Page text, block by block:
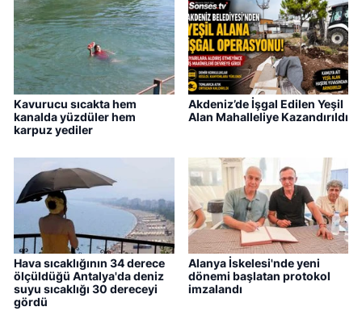
Kavurucu sıcakta hem
kanalda yüzdüler hem
karpuz yediler
Akdeniz’de İşgal Edilen Yeşil
Alan Mahalleliye Kazandırıldı
Hava sıcaklığının 34 derece
ölçüldüğü Antalya'da deniz
suyu sıcaklığı 30 dereceyi
gördü
Alanya İskelesi'nde yeni
dönemi başlatan protokol
imzalandı